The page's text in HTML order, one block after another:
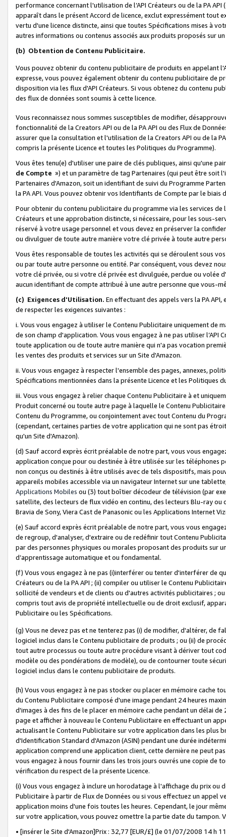
performance concernant l'utilisation de l’API Créateurs ou de la PA
apparaît dans le présent Accord de licence, exclut expressément tout
vertu d'une licence distincte, ainsi que toutes Spécifications mises à
autres informations ou contenus associés aux produits proposés sur
(b) Obtention de Contenu Publicitaire.
Vous pouvez obtenir du contenu publicitaire de produits en appelant
expresse, vous pouvez également obtenir du contenu publicitaire de
disposition via les flux d'API Créateurs. Si vous obtenez du contenu
des flux de données sont soumis à cette licence.
Vous reconnaissez nous sommes susceptibles de modifier,
fonctionnalité de la Creators API ou de la PA API ou des Flux de
assurer que la consultation et l'utilisation de la Creators API ou de la
compris la présente Licence et toutes les Politiques du Programme).
Vous êtes tenu(e) d'utiliser une paire de clés publiques, ainsi qu'une
de Compte ») et un paramètre de tag Partenaires (qui peut être soit
Partenaires d'Amazon, soit un identifiant de suivi du Programme
la PA API. Vous pouvez obtenir vos Identifiants de Compte par le biais
Pour obtenir du contenu publicitaire du programme via les services
Créateurs et une approbation distincte, si nécessaire, pour les sous-
réservé à votre usage personnel et vous devez en préserver la
ou divulguer de toute autre manière votre clé privée à toute autre
Vous êtes responsable de toutes les activités qui se déroulent sous
ou par toute autre personne ou entité. Par conséquent, vous devez
votre clé privée, ou si votre clé privée est divulguée, perdue ou volée
aucun identifiant de compte attribué à une autre personne que vous-
(c) Exigences d'Utilisation. En effectuant des appels vers la PA
de respecter les exigences suivantes :
i. Vous vous engagez à utiliser le Contenu Publicitaire uniquement de
de son champ d'application. Vous vous engagez à ne pas utiliser l’API
toute application ou de toute autre manière qui n'a pas vocation
les ventes des produits et services sur un Site d'Amazon.
ii. Vous vous engagez à respecter l'ensemble des pages, annexes,
Spécifications mentionnées dans la présente Licence et les Politiques
iii. Vous vous engagez à relier chaque Contenu Publicitaire à et
Produit concerné ou toute autre page à laquelle le Contenu
Contenu du Programme, ou conjointement avec tout Contenu du
(cependant, certaines parties de votre application qui ne sont pas
qu'un Site d'Amazon).
(d) Sauf accord exprès écrit préalable de notre part, vous vous
application conçue pour ou destinée à être utilisée sur les téléphones
non conçus ou destinés à être utilisés avec de tels dispositifs, mais
appareils mobiles accessible via un navigateur Internet sur une
Applications Mobiles ou (3) tout boîtier décodeur de télévision (par
satellite, des lecteurs de flux vidéo en continu, des lecteurs Blu-ray
Bravia de Sony, Viera Cast de Panasonic ou les Applications Internet
(e) Sauf accord exprès écrit préalable de notre part, vous vous
de regroup, d'analyser, d'extraire ou de redéfinir tout Contenu
par des personnes physiques ou morales proposant des produits sur
d’apprentissage automatique et ou fondamental.
(f) Vous vous engagez à ne pas (i)interférer ou tenter d'interférer de
Créateurs ou de la PA API ; (ii) compiler ou utiliser le Contenu
sollicité de vendeurs et de clients ou d'autres activités publicitaires ;
compris tout avis de propriété intellectuelle ou de droit exclusif,
Publicitaire ou les Spécifications.
(g) Vous ne devez pas et ne tenterez pas (i) de modifier, d'altérer, de
logiciel inclus dans le Contenu publicitaire de produits ; ou (ii) de
tout autre processus ou toute autre procédure visant à dériver tout
modèle ou des pondérations de modèle), ou de contourner toute
logiciel inclus dans le contenu publicitaire de produits.
(h) Vous vous engagez à ne pas stocker ou placer en mémoire cache
du Contenu Publicitaire composé d'une image pendant 24 heures
d'images à des fins de le placer en mémoire cache pendant un délai
page et afficher à nouveau le Contenu Publicitaire en effectuant un
actualisant le Contenu Publicitaire sur votre application dans les plus
d'Identification Standard d'Amazon (ASIN) pendant une durée
application comprend une application client, cette dernière ne peut
vous engagez à nous fournir dans les trois jours ouvrés une copie de
vérification du respect de la présente Licence.
(i) Vous vous engagez à inclure un horodatage à l'affichage du prix
Publicitaire à partir de Flux de Données ou si vous effectuez un appel
application moins d'une fois toutes les heures. Cependant, le jour
sur votre application, vous pouvez omettre la partie date du tampon.
• [insérer le Site d'Amazon]Prix : 32,77 [EUR/£] (le 01/07/2008 14 h